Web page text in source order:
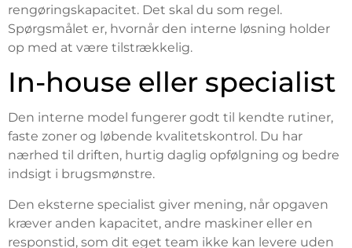
rengøringskapacitet. Det skal du som regel.
Spørgsmålet er, hvornår den interne løsning holder
op med at være tilstrækkelig.
In-house eller specialist
Den interne model fungerer godt til kendte rutiner,
faste zoner og løbende kvalitetskontrol. Du har
nærhed til driften, hurtig daglig opfølgning og bedre
indsigt i brugsmønstre.
Den eksterne specialist giver mening, når opgaven
kræver anden kapacitet, andre maskiner eller en
responstid, som dit eget team ikke kan levere uden